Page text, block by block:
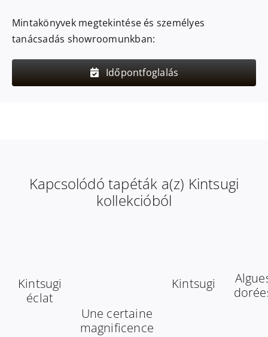
Mintakönyvek megtekintése és személyes
tanácsadás showroomunkban:
Időpontfoglalás
Kapcsolódó tapéták a(z) Kintsugi
kollekcióból
Kintsugi
éclat
Une certaine
magnificence
Kintsugi